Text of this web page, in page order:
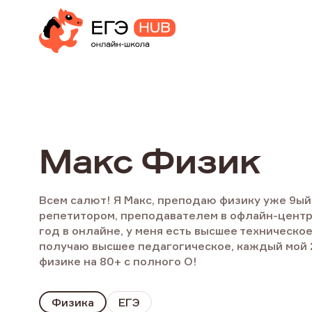
Макс Физик
Всем салют! Я Макс, преподаю физику уже
репетитором, преподавателем в офлайн-
год в онлайне, у меня есть высшее
получаю высшее педагогическое, каждый мой
физике на 80+ с полного О!
Физика ЕГЭ